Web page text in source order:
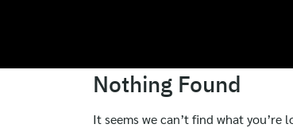
English
Nothing Found
It seems we can’t find what you’re